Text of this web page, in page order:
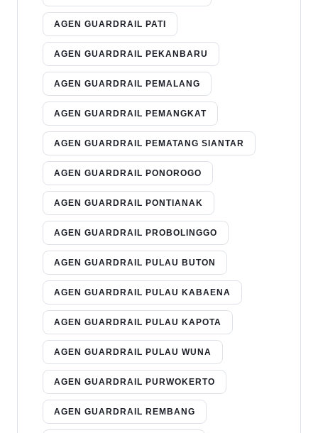
AGEN GUARDRAIL PATI
AGEN GUARDRAIL PEKANBARU
AGEN GUARDRAIL PEMALANG
AGEN GUARDRAIL PEMANGKAT
AGEN GUARDRAIL PEMATANG SIANTAR
AGEN GUARDRAIL PONOROGO
AGEN GUARDRAIL PONTIANAK
AGEN GUARDRAIL PROBOLINGGO
AGEN GUARDRAIL PULAU BUTON
AGEN GUARDRAIL PULAU KABAENA
AGEN GUARDRAIL PULAU KAPOTA
AGEN GUARDRAIL PULAU WUNA
AGEN GUARDRAIL PURWOKERTO
AGEN GUARDRAIL REMBANG